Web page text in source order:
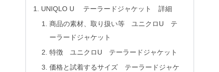
UNIQLO U テーラードジャケット 詳細
商品の素材、取り扱い等 ユニクロU テ
ーラードジャケット
特徴 ユニクロU テーラードジャケット
価格と試着するサイズ テーラードジャケ